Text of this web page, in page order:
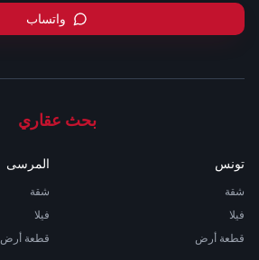
واتساب
بحث عقاري
تونس
شقة
فيلا
قطعة أرض
المرسى
شقة
فيلا
قطعة أرض